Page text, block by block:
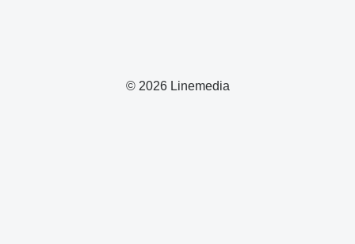
© 2026 Linemedia